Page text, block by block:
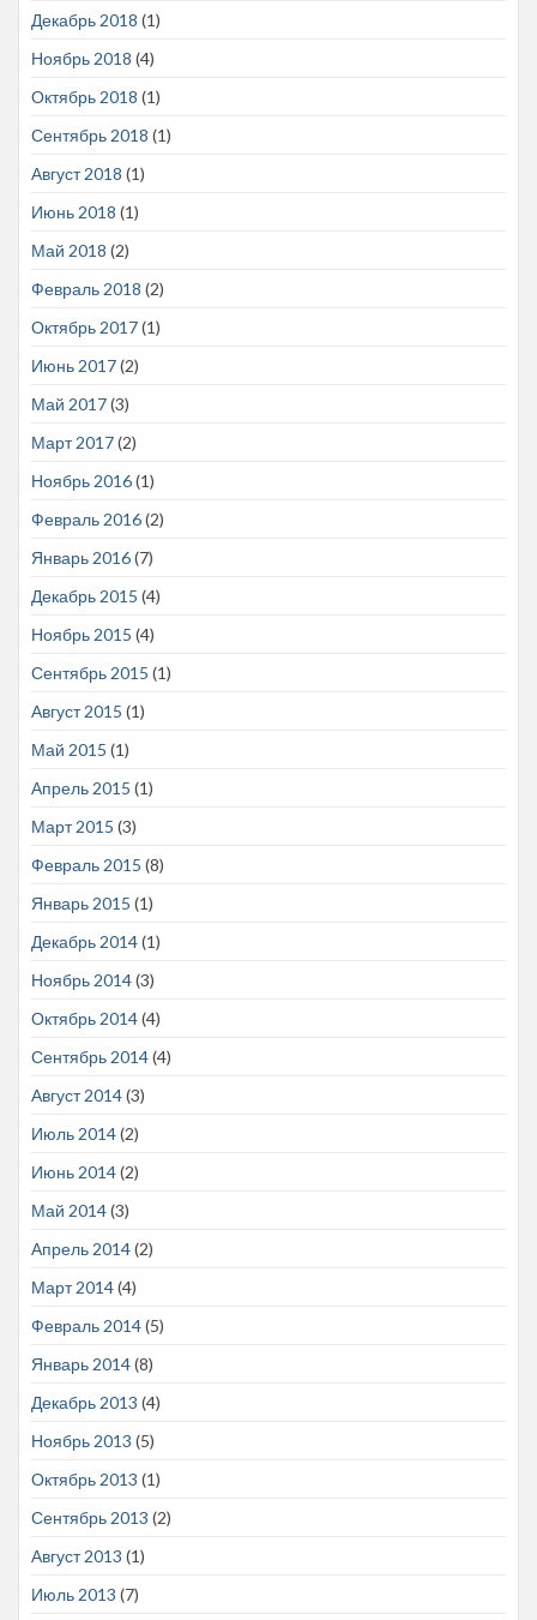
Декабрь 2018 (1)
Ноябрь 2018 (4)
Октябрь 2018 (1)
Сентябрь 2018 (1)
Август 2018 (1)
Июнь 2018 (1)
Май 2018 (2)
Февраль 2018 (2)
Октябрь 2017(1)
Июнь 2017(2)
Май 2017(3)
Март 2017(2)
Ноябрь 2016(1)
Февраль 2016(2)
Январь 2016(7)
Декабрь 2015 (4)
Ноябрь 2015 (4)
Сентябрь 2015 (1)
Август 2015 (1)
Май 2015 (1)
Апрель 2015 (1)
Март 2015 (3)
Февраль 2015 (8)
Январь 2015 (1)
Декабрь 2014(1)
Ноябрь 2014(3)
Октябрь 2014(4)
Сентябрь 2014(4)
Август 2014(3)
Июль 2014(2)
Июнь 2014(2)
Май 2014(3)
Апрель 2014(2)
Март 2014(4)
Февраль 2014(5)
Январь 2014(8)
Декабрь 2013 (4)
Ноябрь 2013 (5)
Октябрь 2013 (1)
Сентябрь 2013 (2)
Август 2013 (1)
Июль 2013 (7)